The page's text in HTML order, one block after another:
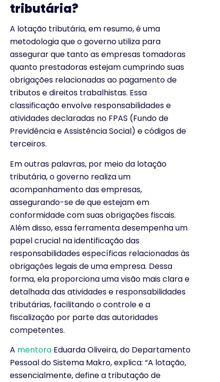
tributária?
A lotação tributária, em resumo, é uma
metodologia que o governo utiliza para
assegurar que tanto as empresas tomadoras
quanto prestadoras estejam cumprindo suas
obrigações relacionadas ao pagamento de
tributos e direitos trabalhistas. Essa
classificação envolve responsabilidades e
atividades declaradas no FPAS (Fundo de
Previdência e Assistência Social) e códigos de
terceiros.
Em outras palavras, por meio da lotação
tributária, o governo realiza um
acompanhamento das empresas,
assegurando-se de que estejam em
conformidade com suas obrigações fiscais.
Além disso, essa ferramenta desempenha um
papel crucial na identificação das
responsabilidades específicas relacionadas às
obrigações legais de uma empresa. Dessa
forma, ela proporciona uma visão mais clara e
detalhada das atividades e responsabilidades
tributárias, facilitando o controle e a
fiscalização por parte das autoridades
competentes.
A mentora Eduarda Oliveira, do Departamento
Pessoal do Sistema Makro, explica: “A lotação,
essencialmente, define a tributação de